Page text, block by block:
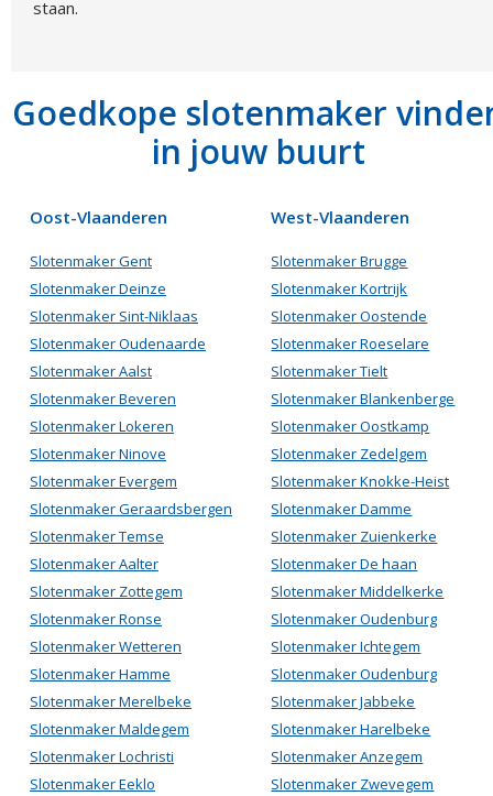
staan.
Goedkope slotenmaker
in jouw buurt
Oost-Vlaanderen
Slotenmaker Gent
Slotenmaker Deinze
Slotenmaker Sint-Niklaas
Slotenmaker Oudenaarde
Slotenmaker Aalst
Slotenmaker Beveren
Slotenmaker Lokeren
Slotenmaker Ninove
Slotenmaker Evergem
Slotenmaker Geraardsbergen
Slotenmaker Temse
Slotenmaker Aalter
Slotenmaker Zottegem
Slotenmaker Ronse
Slotenmaker Wetteren
Slotenmaker Hamme
Slotenmaker Merelbeke
Slotenmaker Maldegem
Slotenmaker Lochristi
Slotenmaker Eeklo
West-Vlaanderen
Slotenmaker Brugge
Slotenmaker Kortrijk
Slotenmaker Oostende
Slotenmaker Roeselare
Slotenmaker Tielt
Slotenmaker Blankenberge
Slotenmaker Oostkamp
Slotenmaker Zedelgem
Slotenmaker Knokke-Heist
Slotenmaker Damme
Slotenmaker Zuienkerke
Slotenmaker De haan
Slotenmaker Middelkerke
Slotenmaker Oudenburg
Slotenmaker Ichtegem
Slotenmaker Oudenburg
Slotenmaker Jabbeke
Slotenmaker Harelbeke
Slotenmaker Anzegem
Slotenmaker Zwevegem